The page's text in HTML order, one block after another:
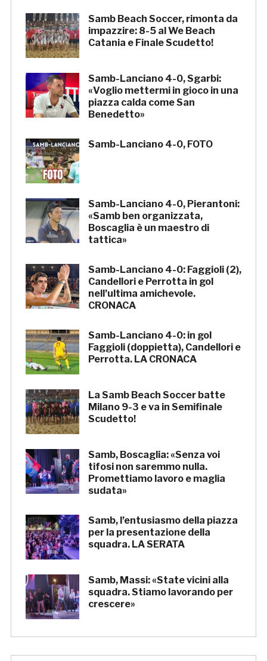
Samb Beach Soccer, rimonta da
impazzire: 8-5 al We Beach
Catania e Finale Scudetto!
Samb-Lanciano 4-0, Sgarbi:
«Voglio mettermi in gioco in una
piazza calda come San
Benedetto»
Samb-Lanciano 4-0, FOTO
Samb-Lanciano 4-0, Pierantoni:
«Samb ben organizzata,
Boscaglia è un maestro di
tattica»
Samb-Lanciano 4-0: Faggioli (2),
Candellori e Perrotta in gol
nell’ultima amichevole.
CRONACA
Samb-Lanciano 4-0: in gol
Faggioli (doppietta), Candellori e
Perrotta. LA CRONACA
La Samb Beach Soccer batte
Milano 9-3 e va in Semifinale
Scudetto!
Samb, Boscaglia: «Senza voi
tifosi non saremmo nulla.
Promettiamo lavoro e maglia
sudata»
Samb, l’entusiasmo della piazza
per la presentazione della
squadra. LA SERATA
Samb, Massi: «State vicini alla
squadra. Stiamo lavorando per
crescere»